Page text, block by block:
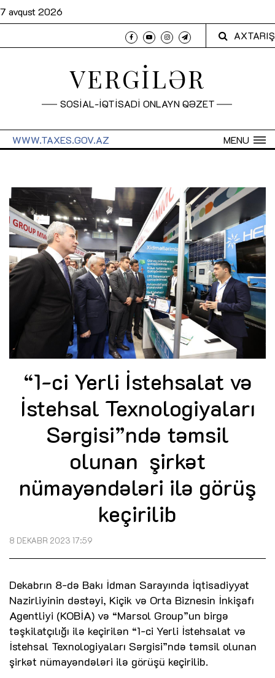
7 avqust 2026
AXTARIŞ
VERGİLƏR
SOSİAL-İQTİSADİ ONLAYN QƏZET
MENU
WWW.TAXES.GOV.AZ
“1-ci Yerli İstehsalat və
İstehsal Texnologiyaları
Sərgisi”ndə təmsil
olunan şirkət
nümayəndələri ilə görüş
keçirilib
8 DEKABR 2023 17:59
Dekabrın 8-də Bakı İdman Sarayında İqtisadiyyat
Nazirliyinin dəstəyi, Kiçik və Orta Biznesin İnkişafı
Agentliyi (KOBİA) və “Marsol Group”un birgə
təşkilatçılığı ilə keçirilən “1-ci Yerli İstehsalat və
İstehsal Texnologiyaları Sərgisi”ndə təmsil olunan
şirkət nümayəndələri ilə görüşü keçirilib.